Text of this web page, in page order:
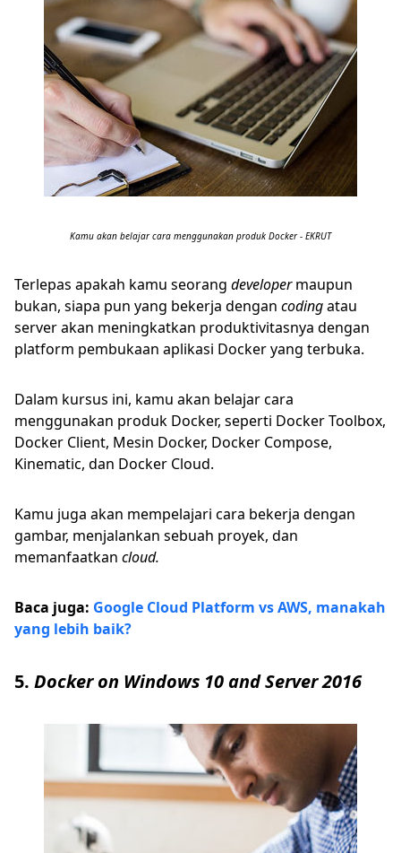
Kamu akan belajar cara menggunakan produk Docker - EKRUT
Terlepas apakah kamu seorang developermaupun
bukan, siapa pun yang bekerja dengan codingatau
server akan meningkatkan produktivitasnya dengan
platform pembukaan aplikasi Docker yang terbuka.
Dalam kursus ini, kamu akan belajar cara
menggunakan produk Docker, seperti Docker Toolbox,
Docker Client, Mesin Docker, Docker Compose,
Kinematic, dan Docker Cloud.
Kamu juga akan mempelajari cara bekerja dengan
gambar, menjalankan sebuah proyek, dan
memanfaatkan cloud.
Baca juga: Google Cloud Platform vs AWS, manakah
yang lebih baik?
5. Docker on Windows 10 and Server 2016